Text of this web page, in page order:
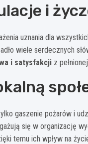
i
uznania dla
wiele serdecznych
i satysfakcji z
gaszenie pożarów i
się w organizację
temu ich wpływ na